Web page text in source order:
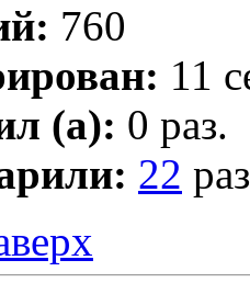
760
11
(а): 0 раз.
22